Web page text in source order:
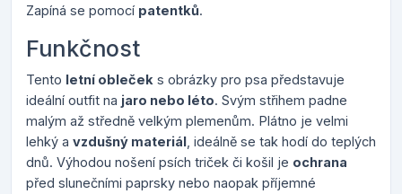
Zapíná se pomocí patentků.
Funkčnost
Tento letní obleček s obrázky pro psa představuje
ideální outfit na jaro nebo léto. Svým střihem padne
malým až středně velkým plemenům. Plátno je velmi
lehký a vzdušný materiál , ideálně se tak hodí do teplých
dnů. Výhodou nošení psích triček či košil je ochrana
před slunečními paprsky nebo naopak příjemné